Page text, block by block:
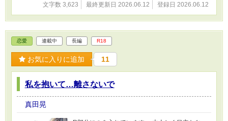
文字数 3,623 最終更新日 2026.06.12 登録日 2026.06.12
恋愛 連載中 長編 R18
お気に入りに追加 11
私を抱いて…離さないで
真田晃